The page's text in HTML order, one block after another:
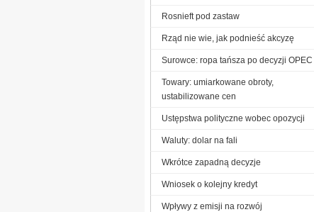
Rosnieft pod zastaw
Rząd nie wie, jak podnieść akcyzę
Surowce: ropa tańsza po decyzji OPEC
Towary: umiarkowane obroty,
ustabilizowane cen
Ustępstwa polityczne wobec opozycji
Waluty: dolar na fali
Wkrótce zapadną decyzje
Wniosek o kolejny kredyt
Wpływy z emisji na rozwój